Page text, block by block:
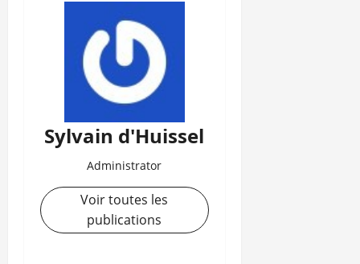
Sylvain d'Huissel
Administrator
Voir toutes les
publications